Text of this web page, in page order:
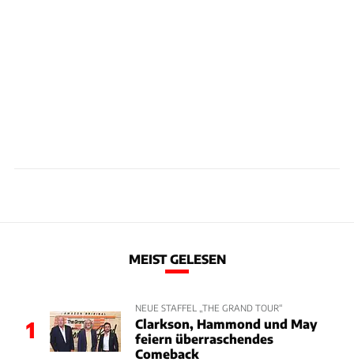
MEIST GELESEN
1
NEUE STAFFEL „THE GRAND TOUR“
Clarkson, Hammond und May
feiern überraschendes
Comeback